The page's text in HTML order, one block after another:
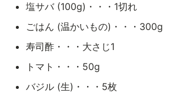
塩サバ (100g)・・・1切れ
ごはん (温かいもの)・・・300g
寿司酢・・・大さじ1
トマト・・・50g
バジル (生)・・・5枚